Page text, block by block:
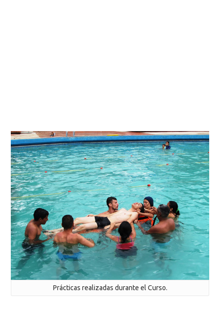
Prácticas realizadas durante el Curso.